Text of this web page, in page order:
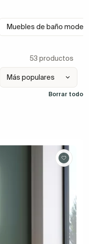
Muebles de baño
53 productos
Borrar todo